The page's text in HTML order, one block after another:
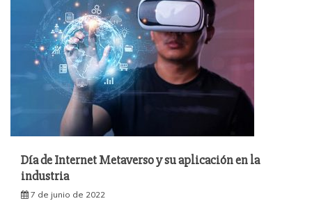
Día de Internet Metaverso y su aplicación en la
industria
7 de junio de 2022